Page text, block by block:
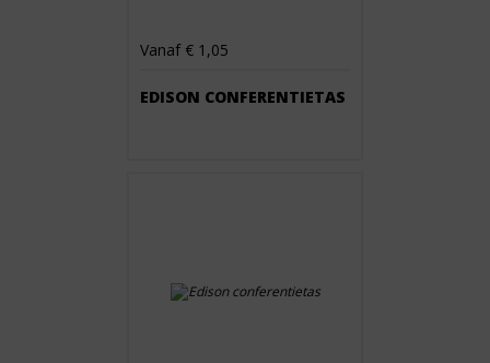
Vanaf € 1,05
EDISON CONFERENTIETAS